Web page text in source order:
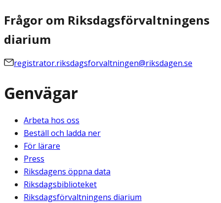
Frågor om Riksdagsförvaltningens
diarium
registrator.riksdagsforvaltningen@riksdagen.se
Genvägar
Arbeta hos oss
Beställ och ladda ner
För lärare
Press
Riksdagens öppna data
Riksdagsbiblioteket
Riksdagsförvaltningens diarium